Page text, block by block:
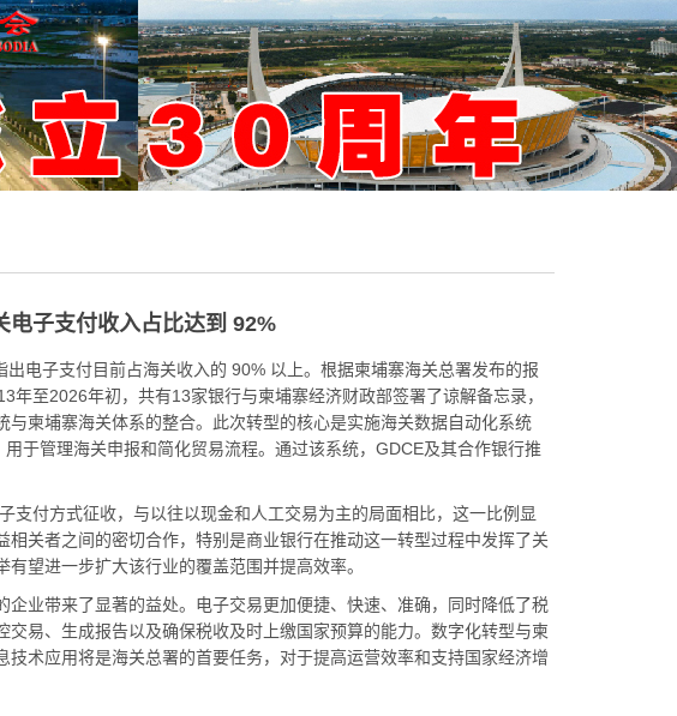
电子支付收入占比达到 92%
电子支付目前占海关收入的 90% 以上。根据柬埔寨海关总署发布的报
至2026年初，共有13家银行与柬埔寨经济财政部签署了谅解备忘录，
柬埔寨海关体系的整合。此次转型的核心是实施海关数据自动化系统
于管理海关申报和简化贸易流程。通过该系统，GDCE及其合作银行推
支付方式征收，与以往以现金和人工交易为主的局面相比，这一比例显
关者之间的密切合作，特别是商业银行在推动这一转型过程中发挥了关
望进一步扩大该行业的覆盖范围并提高效率。
业带来了显著的益处。电子交易更加便捷、快速、准确，同时降低了税
易、生成报告以及确保税收及时上缴国家预算的能力。数字化转型与柬
术应用将是海关总署的首要任务，对于提高运营效率和支持国家经济增